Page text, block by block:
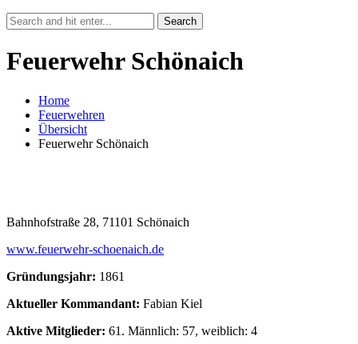
Feuerwehr Schönaich
Home
Feuerwehren
Übersicht
Feuerwehr Schönaich
Bahnhofstraße 28, 71101 Schönaich
www.feuerwehr-schoenaich.de
Gründungsjahr: 1861
Aktueller Kommandant: Fabian Kiel
Aktive Mitglieder: 61. Männlich: 57, weiblich: 4